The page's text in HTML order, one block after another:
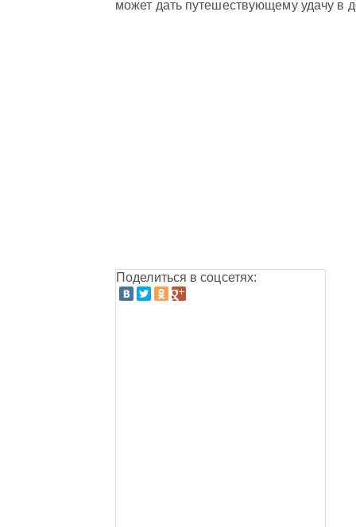
может дать путешествующему удачу в
Поделиться в соцсетях: